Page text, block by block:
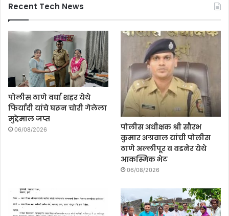
Recent Tech News
पोलीस ठाणे वर्धा शहर येथे
फिर्यादी यांचे घरून चोरी गेलेला
मुद्देमाल जप्त
06/08/2026
पोलीस अधीक्षक श्री सौरभ
कुमार अग्रवाल यांची पोलीस
ठाणे अल्लीपूर व वडनेर येथे
आकस्मिक भेट
06/08/2026